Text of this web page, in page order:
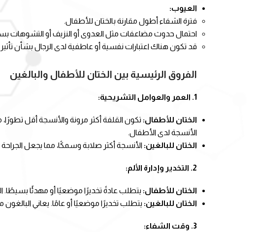
العيوب:
فترة الشفاء أطول مقارنة بالختان للأطفال.
احتمال حدوث مضاعفات مثل العدوى أو النزيف أو التشوهات
قد تكون هناك اعتبارات نفسية أو عاطفية لدى الرجال بشأن
الفروق الرئيسية بين الختان للأطفال والبالغين
1. العمر والعوامل التشريحية:
الختان للأطفال: تكون القلفة أكثر مرونة والأنسجة أقل
الأنسجة لدى الأطفال.
الختان للبالغين: الأنسجة أكثر صلابة وسمكًا، مما يجعل
2. التخدير وإدارة الألم:
الختان للأطفال: يتطلب عادةً تخديرًا موضعيًا أو مهدئًا بسيطًا.
الختان للبالغين: يتطلب تخديرًا موضعيًا أو عامًا. يعاني
3. وقت الشفاء: